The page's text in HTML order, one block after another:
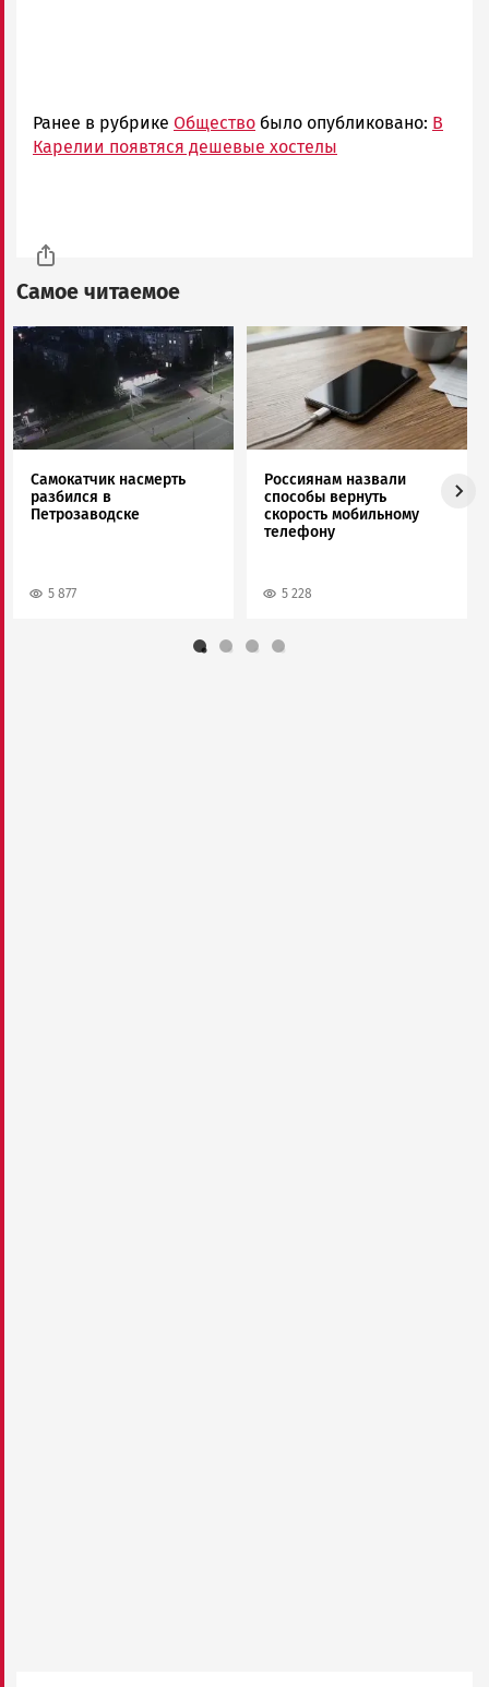
Ранее в рубрике Общество было опубликовано: В
Карелии появтяся дешевые хостелы
Самое читаемое
Image
Самокатчик насмерть
разбился в
Петрозаводске
5 877
Image
Россиянам назвали
способы вернуть
скорость мобильному
телефону
5 228